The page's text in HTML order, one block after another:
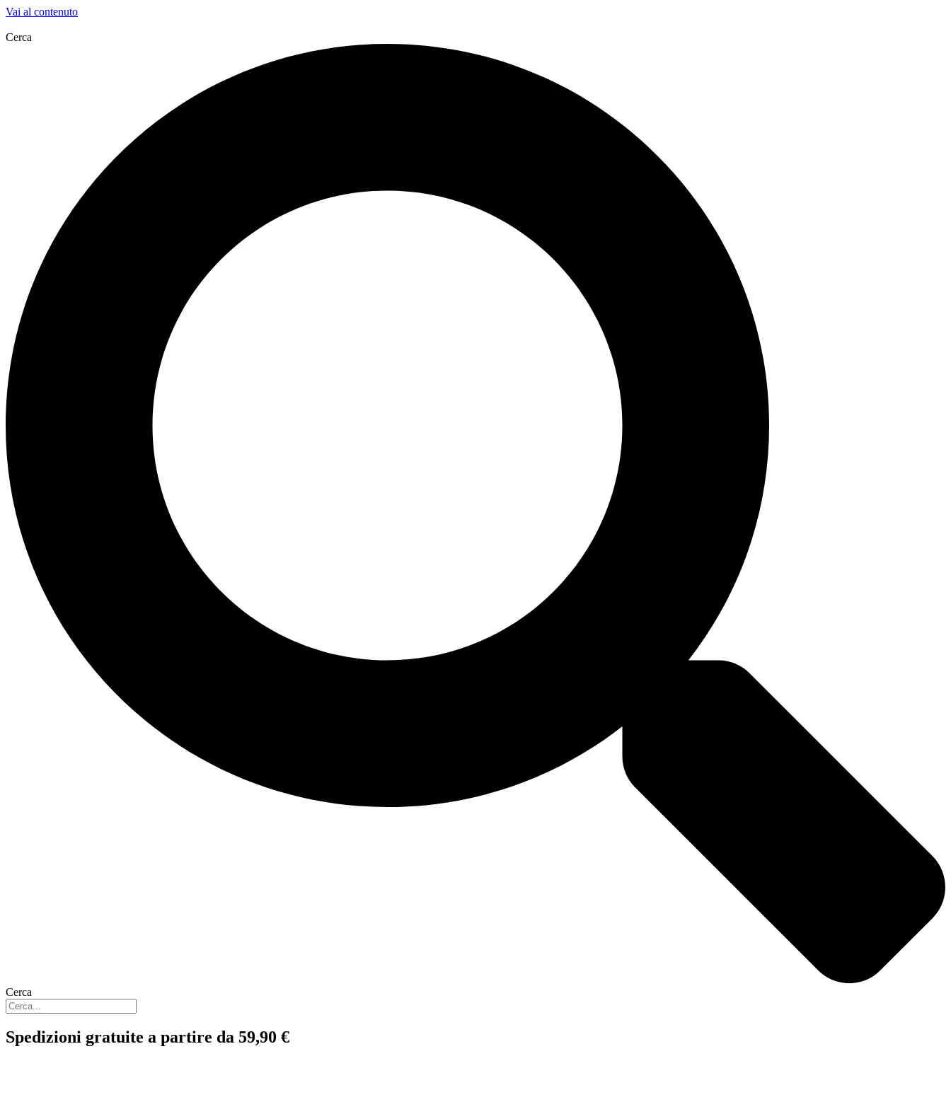
Vai al contenuto
Cerca
Cerca
Spedizioni gratuite a partire da 59,90 €